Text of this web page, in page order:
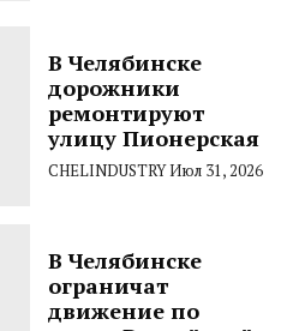
В Челябинске
дорожники
ремонтируют
улицу Пионерская
CHELINDUSTRYИюл 31, 2026
В Челябинске
ограничат
движение по